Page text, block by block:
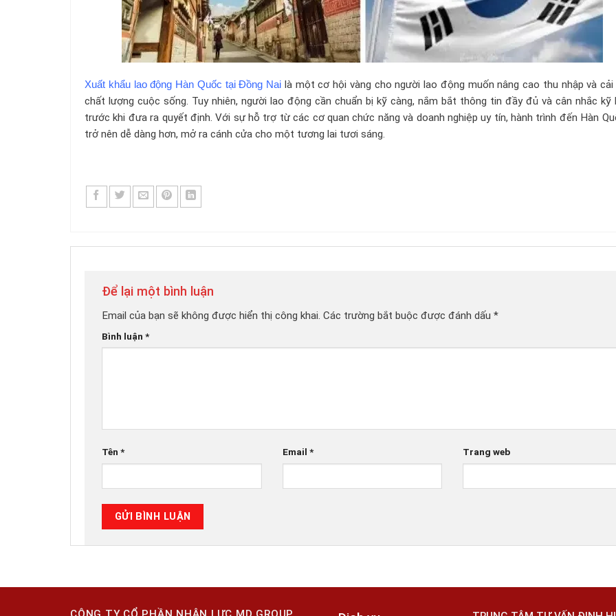
Xuất khẩu lao động Hàn Quốc tại Đồng Nai là một cơ hội vàng cho người lao động muốn nâng cao thu nhập và cải
chất lượng cuộc sống. Tuy nhiên, người lao động cần chuẩn bị kỹ càng, nắm bắt thông tin đầy đủ và cân nhắc kỹ
trước khi đưa ra quyết định. Với sự hỗ trợ từ các cơ quan chức năng và doanh nghiệp uy tín, hành trình đến Hàn
trở nên dễ dàng hơn, mở ra cánh cửa cho một tương lai tươi sáng.
Để lại một bình luận
Email của bạn sẽ không được hiển thị công khai. Các trường bắt buộc được đánh dấu *
Bình luận *
Tên * Email * Trang web